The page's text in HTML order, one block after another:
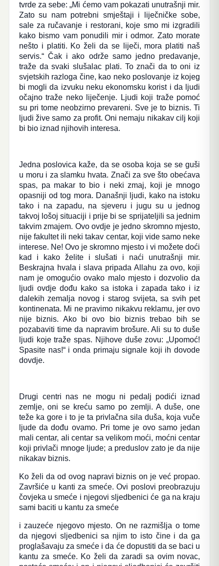
tvrde za sebe: „Mi ćemo vam pokazati unutrašnji mir.
Zato su nam potrebni smještaji i liječničke sobe,
sale za ručavanje i restorani, koje smo mi izgradili
kako bismo vam ponudili mir i odmor. Zato morate
nešto i platiti. Ko želi da se liječi, mora platiti naš
servis.“ Čak i ako održe samo jedno predavanje,
traže da svaki slušalac plati. To znači da to oni iz
svjetskih razloga čine, kao neko poslovanje iz kojeg
bi mogli da izvuku neku ekonomsku korist i da ljudi
očajno traže neko liječenje. Ljudi koji traže pomoć
su pri tome neobzirno prevareni. Sve je to biznis. Ti
ljudi žive samo za profit. Oni nemaju nikakav cilj koji
bi bio iznad njihovih interesa.
Jedna poslovica kaže, da se osoba koja se se guši
u moru i za slamku hvata. Znači za sve što obećava
spas, pa makar to bio i neki zmaj, koji je mnogo
opasniji od tog mora. Današnji ljudi, kako na istoku
tako i na zapadu, na sjeveru i jugu su u jednog
takvoj lošoj situaciji i prije bi se sprijateljili sa jednim
takvim zmajem. Ovo ovdje je jedno skromno mjesto,
nije fakultet ili neki takav centar, koji vide samo neke
interese. Ne! Ovo je skromno mjesto i vi možete doći
kad i kako želite i slušati i naći unutrašnji mir.
Beskrajna hvala i slava pripada Allahu za ovo, koji
nam je omogućio ovako malo mjesto i dozvolio da
ljudi ovdje dođu kako sa istoka i zapada tako i iz
dalekih zemalja novog i starog svijeta, sa svih pet
kontinenata. Mi ne pravimo nikakvu reklamu, jer ovo
nije biznis. Ako bi ovo bio biznis trebao bih se
pozabaviti time da napravim brošure. Ali su to duše
ljudi koje traže spas. Njihove duše zovu: „Upomoć!
Spasite nas!“ i onda primaju signale koji ih dovode
dovdje.
Drugi centri nas ne mogu ni pedalj podići iznad
zemlje, oni se kreću samo po zemlji. A duše, one
teže ka gore i to je ta privlačna sila duša, koja vuče
ljude da dođu ovamo. Pri tome je ovo samo jedan
mali centar, ali centar sa velikom moći, moćni centar
koji privlači mnoge ljude; a preduslov zato je da nije
nikakav biznis.
Ko želi da od ovog napravi biznis on je već propao.
Završiće u kanti za smeće. Ovi poslovi preobrazuju
čovjeka u smeće i njegovi sljedbenici će ga na kraju
sami baciti u kantu za smeće
i zauzeće njegovo mjesto. On ne razmišlja o tome
da njegovi sljedbenici sa njim to isto čine i da ga
proglašavaju za smeće i da će dopustiti da se baci u
kantu za smeće. Ko želi da zaradi sa ovim novac,